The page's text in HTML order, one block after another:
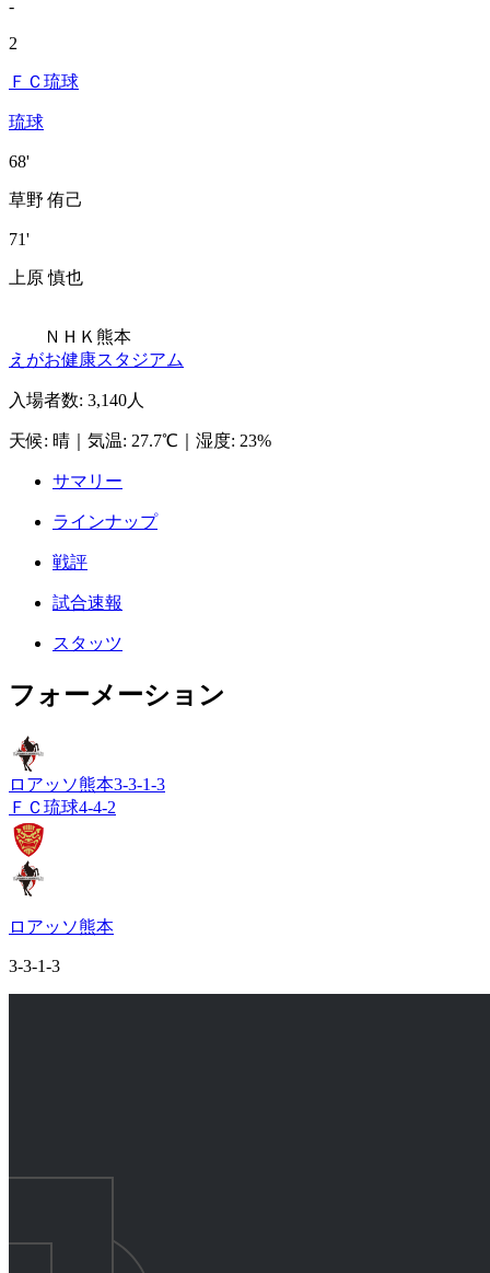
-
2
ＦＣ琉球
琉球
68'
草野 侑己
71'
上原 慎也
ＮＨＫ熊本
えがお健康スタジアム
入場者数: 3,140人
天候: 晴 気温: 27.7℃ 湿度: 23%
サマリー
ラインナップ
戦評
試合速報
スタッツ
フォーメーション
ロアッソ熊本3-3-1-3
ＦＣ琉球4-4-2
ロアッソ熊本
3-3-1-3